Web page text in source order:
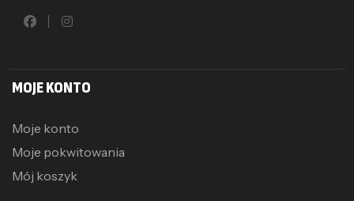
MOJE KONTO
Moje konto
Moje pokwitowania
Mój koszyk